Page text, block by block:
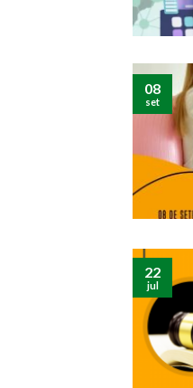
08
set
22
jul